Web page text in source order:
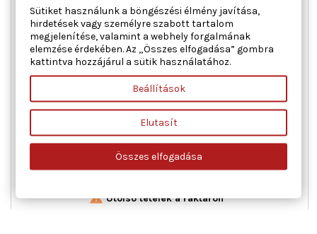
A.B.S. 220500 TÁMASZTÓ-/VEZETŐCSUKLÓ HYUNDAI
Kónuszméret [mm] : 19,4, Menetméret : M16X1.5 RHT, Tömeg
[kg] : 1,47, Tömeg [kg] : 1,74
19 093 Ft
Utolsó tételek a raktáron
Sütiket használunk a böngészési élmény javítása,
hirdetések vagy személyre szabott tartalom
megjelenítése, valamint a webhely forgalmának
elemzése érdekében. Az „Összes elfogadása” gombra
kattintva hozzájárul a sütik használatához.
Beállítások
Elutasít
Összes elfogadása